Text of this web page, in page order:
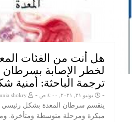
هل أنت من الفئات
لخطر الإصابة بسرطان
ترجمة الباحثة: أمنية
- يونيو ٢١, ٢٠٢١, ٤:٠٠ ص -
ينقسم سرطان المعدة بشكل رئيسي
مبكرة ومرحلة متوسطة ومتأخرة.